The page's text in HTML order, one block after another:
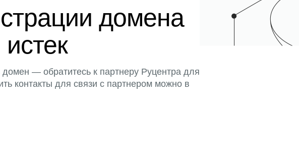
домена
домен — обратитесь к партнеру Руцентра для
контакты для связи с партнером можно в